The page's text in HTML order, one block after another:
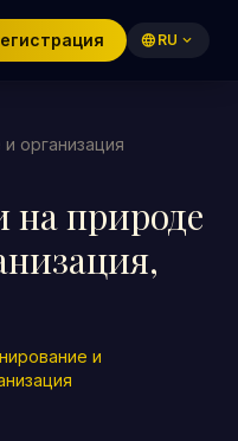
language RU expand_more
организация
на природе
и